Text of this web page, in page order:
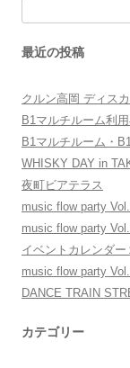
ョ
ン
最近の投稿
クルン高岡 ディス
B1マルチルーム利
B1マルチルーム・
WHISKY DAY in
夜町ビアテラス
music flow party
music flow party
イベントカレンダー
music flow party
DANCE TRAIN
カテゴリー